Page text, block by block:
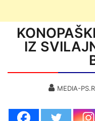
IZ
MEDIA-